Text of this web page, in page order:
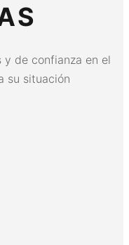
y de confianza en el
su situación